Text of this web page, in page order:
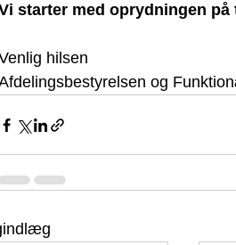
starter med oprydningen
hilsen
og